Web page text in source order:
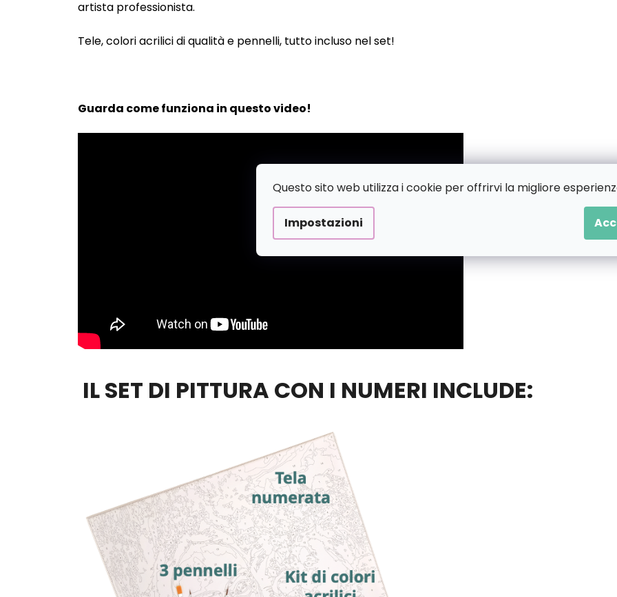
Questo sito web utilizza i cookie per offrirvi la migliore
Impostazioni
artista professionista.
Tele, colori acrilici di qualità e pennelli, tutto incluso nel set!
Guarda come funziona in questo video!
IL SET DI PITTURA CON I NUMERI INCLUDE: